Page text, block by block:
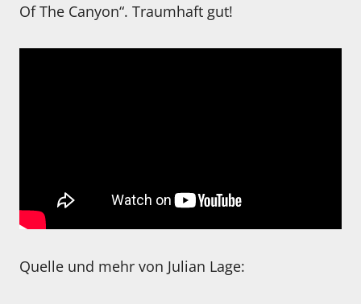
Of The Canyon“. Traumhaft gut!
Quelle und mehr von Julian Lage: